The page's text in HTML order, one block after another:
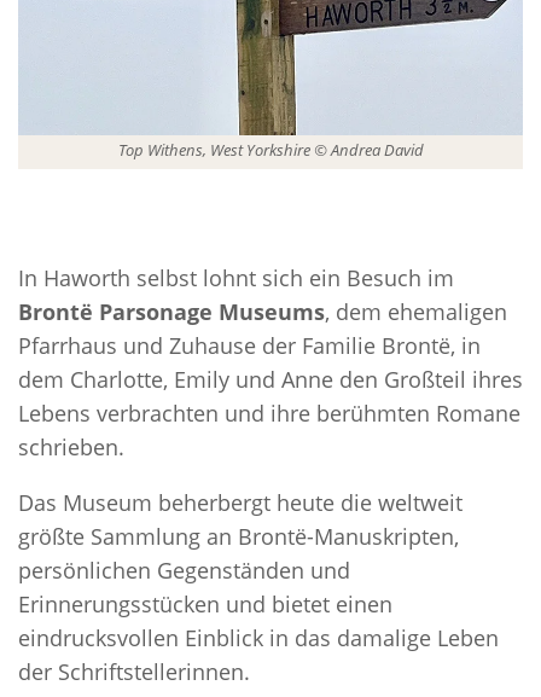
Top Withens, West Yorkshire © Andrea David
In Haworth selbst lohnt sich ein Besuch im
Brontë Parsonage Museums, dem ehemaligen
Pfarrhaus und Zuhause der Familie Brontë, in
dem Charlotte, Emily und Anne den Großteil ihres
Lebens verbrachten und ihre berühmten Romane
schrieben.
Das Museum beherbergt heute die weltweit
größte Sammlung an Brontë-Manuskripten,
persönlichen Gegenständen und
Erinnerungsstücken und bietet einen
eindrucksvollen Einblick in das damalige Leben
der Schriftstellerinnen.